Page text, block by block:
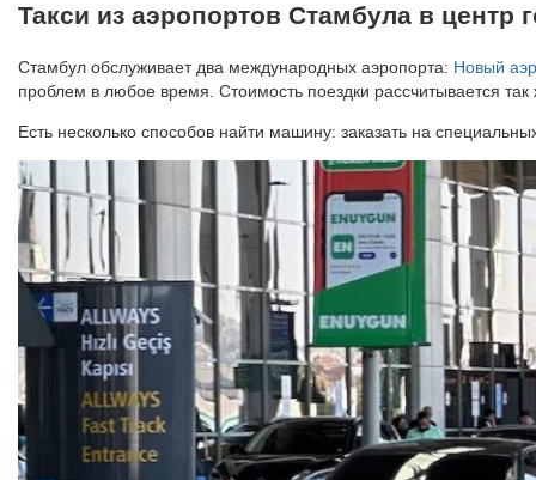
Такси из аэропортов Стамбула в центр
Стамбул обслуживает два международных аэропорта: Новый
проблем в любое время. Стоимость поездки рассчитывается так
Есть несколько способов найти машину: заказать на